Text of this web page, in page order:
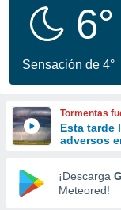
se
calidad.
a este
las
y
forma
digital
basada
6°
Sensación de 4°
Tormentas
Esta tarde
adversos
¡Descarga
Meteored!